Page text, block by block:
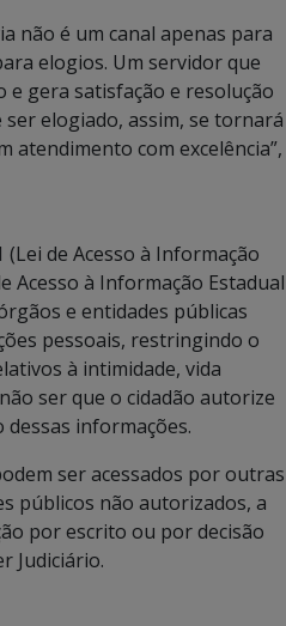
não é um canal apenas para
elogios. Um servidor que
gera satisfação e resolução
elogiado, assim, se tornará
atendimento com excelência”,
(Lei de Acesso à Informação
Acesso à Informação Estadual
e entidades públicas
pessoais, restringindo o
à intimidade, vida
ser que o cidadão autorize
informações.
ser acessados por outras
públicos não autorizados, a
por escrito ou por decisão
Judiciário.